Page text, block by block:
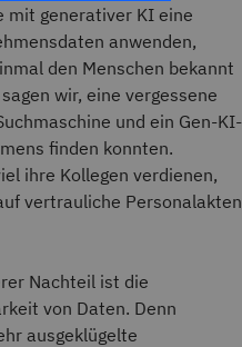
mit generativer KI eine
anwenden,
den Menschen bekannt
wir, eine vergessene
und ein Gen-KI-
finden konnten.
ihre Kollegen verdienen,
vertrauliche Personalakten
Nachteil ist die
von Daten. Denn
ausgeklügelte